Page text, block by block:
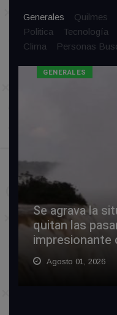
Generales Quilmes
Politica
Tecnología
Clima
Personas
GENERALES
Se agrava la
quitan las
impresionante
Agosto 01, 2026